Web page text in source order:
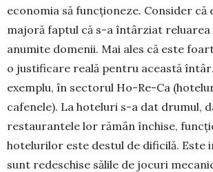
economia să funcționeze. Consider că
majoră faptul că s-a întârziat
anumite domenii. Mai ales că este
o justificare reală pentru aceas­tă
exemplu, în sectorul Ho-Re-Ca
cafenele). La hoteluri s-a dat drumul,
restaurantele lor rămân în­chise,
hotelurilor este destul de difi­cilă. Este
sunt redeschise sălile de jocuri